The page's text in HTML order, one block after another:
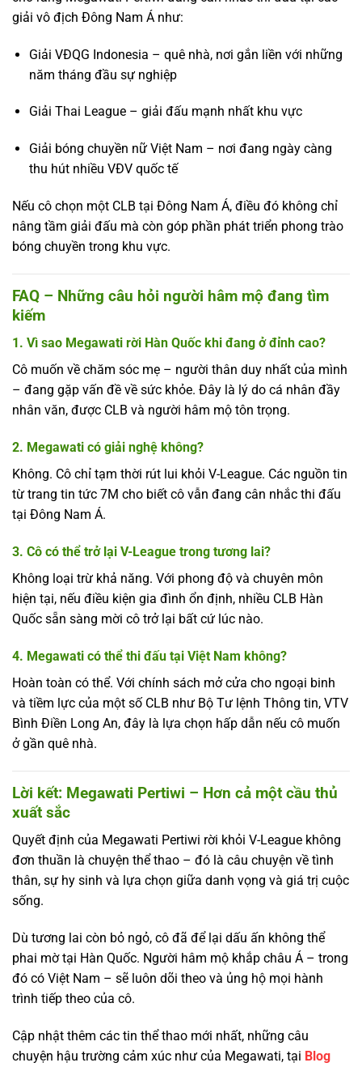
giải vô địch Đông Nam Á như:
Giải VĐQG Indonesia – quê nhà, nơi gắn liền với những
năm tháng đầu sự nghiệp
Giải Thai League – giải đấu mạnh nhất khu vực
Giải bóng chuyền nữ Việt Nam – nơi đang ngày càng
thu hút nhiều VĐV quốc tế
Nếu cô chọn một CLB tại Đông Nam Á, điều đó không chỉ
nâng tầm giải đấu mà còn góp phần phát triển phong trào
bóng chuyền trong khu vực.
FAQ – Những câu hỏi người hâm mộ đang tìm
kiếm
1. Vì sao Megawati rời Hàn Quốc khi đang ở đỉnh cao?
Cô muốn về chăm sóc mẹ – người thân duy nhất của mình
– đang gặp vấn đề về sức khỏe. Đây là lý do cá nhân đầy
nhân văn, được CLB và người hâm mộ tôn trọng.
2. Megawati có giải nghệ không?
Không. Cô chỉ tạm thời rút lui khỏi V-League. Các nguồn tin
từ trang tin tức 7M cho biết cô vẫn đang cân nhắc thi đấu
tại Đông Nam Á.
3. Cô có thể trở lại V-League trong tương lai?
Không loại trừ khả năng. Với phong độ và chuyên môn
hiện tại, nếu điều kiện gia đình ổn định, nhiều CLB Hàn
Quốc sẵn sàng mời cô trở lại bất cứ lúc nào.
4. Megawati có thể thi đấu tại Việt Nam không?
Hoàn toàn có thể. Với chính sách mở cửa cho ngoại binh
và tiềm lực của một số CLB như Bộ Tư lệnh Thông tin, VTV
Bình Điền Long An, đây là lựa chọn hấp dẫn nếu cô muốn
ở gần quê nhà.
Lời kết: Megawati Pertiwi – Hơn cả một cầu thủ
xuất sắc
Quyết định của Megawati Pertiwi rời khỏi V-League không
đơn thuần là chuyện thể thao – đó là câu chuyện về tình
thân, sự hy sinh và lựa chọn giữa danh vọng và giá trị cuộc
sống.
Dù tương lai còn bỏ ngỏ, cô đã để lại dấu ấn không thể
phai mờ tại Hàn Quốc. Người hâm mộ khắp châu Á – trong
đó có Việt Nam – sẽ luôn dõi theo và ủng hộ mọi hành
trình tiếp theo của cô.
Cập nhật thêm các tin thể thao mới nhất, những câu
chuyện hậu trường cảm xúc như của Megawati, tại Blog